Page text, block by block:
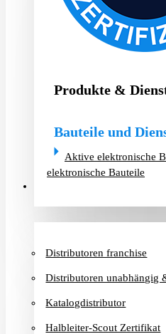
Produkte &
Bauteile und
Aktive elektronische
elektronische Bauteile
Distributoren franchise
Distributoren unabhängig
Katalogdistributor
Halbleiter-Scout Zertifikat